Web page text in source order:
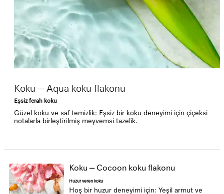
Koku – Aqua koku flakonu
Eşsiz ferah koku
Güzel koku ve saf temizlik: Eşsiz bir koku deneyimi için çiçeksi
notalarla birleştirilmiş meyvemsi tazelik.
Koku – Cocoon koku flakonu
Huzur veren koku
Hoş bir huzur deneyimi için: Yeşil armut ve